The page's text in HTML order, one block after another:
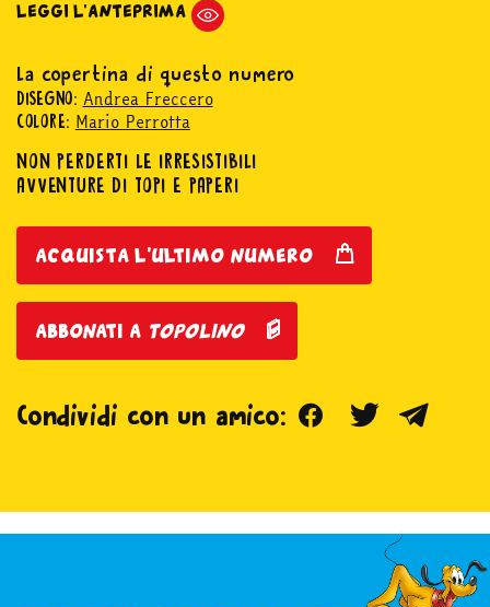
LEGGI L'ANTEPRIMA
La copertina di questo numero
DISEGNO: Andrea Freccero
COLORE: Mario Perrotta
NON PERDERTI LE IRRESISTIBILI
AVVENTURE DI TOPI E PAPERI
acquista l'ultimo numero
abbonati a topolino
Condividi con un amico: FacebookTwitter